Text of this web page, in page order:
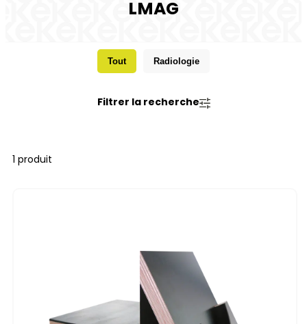
LMAG
Tout Radiologie
Filtrer la recherche
1 produit